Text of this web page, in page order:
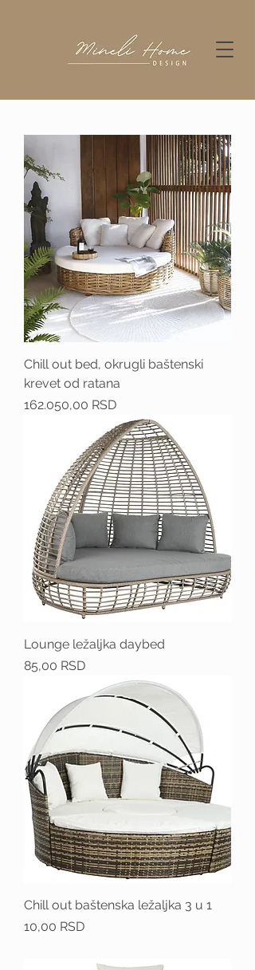
Chill out bed, okrugli baštenski
krevet od ratana
Price
162.050,00 RSD
Lounge ležaljka daybed
Price
85,00 RSD
Chill out baštenska ležaljka 3 u 1
Price
10,00 RSD